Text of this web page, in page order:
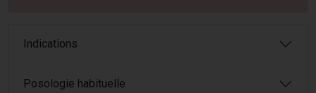
Indications
Posologie habituelle